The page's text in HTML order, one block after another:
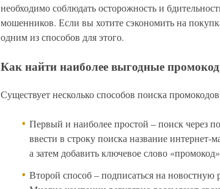
необходимо соблюдать осторожность и
мошенников. Если вы хотите сэкономить на
одним из способов для этого.
Как найти наиболее выгодные
Существует несколько способов поиска
Первый и наиболее простой – поиск через
ввести в строку поиска название интернет-
а затем добавить ключевое слово
Второй способ – подписаться на новостную